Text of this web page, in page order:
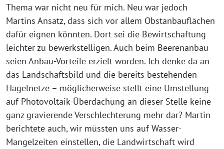
Thema war nicht neu für mich. Neu war jedoch
Martins Ansatz, dass sich vor allem Obstanbauflächen
dafür eig­nen könn­ten. Dort sei die Bewirtschaftung
leich­ter zu bewerk­stel­li­gen. Auch beim Beerenanbau
sei­en Anbau-Vorteile erzielt wor­den. Ich den­ke da an
das Landschaftsbild und die bereits bestehen­den
Hagelnetze – mög­li­cher­wei­se stellt eine Umstellung
auf Photovoltaik-Überdachung an die­ser Stelle kei­ne
ganz gra­vie­ren­de Verschlechterung mehr dar? Martin
berich­te­te auch, wir müss­ten uns auf Wasser-
Mangelzeiten ein­stel­len, die Landwirtschaft wird